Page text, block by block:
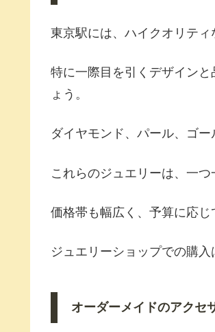
東京駅には、ハイクオリティ
特に一際目を引くデザイン
ょう。
ダイヤモンド、パール、ゴ
これらのジュエリーは、一
価格帯も幅広く、予算に応じ
ジュエリーショップでの購
オーダーメイドのアクセ